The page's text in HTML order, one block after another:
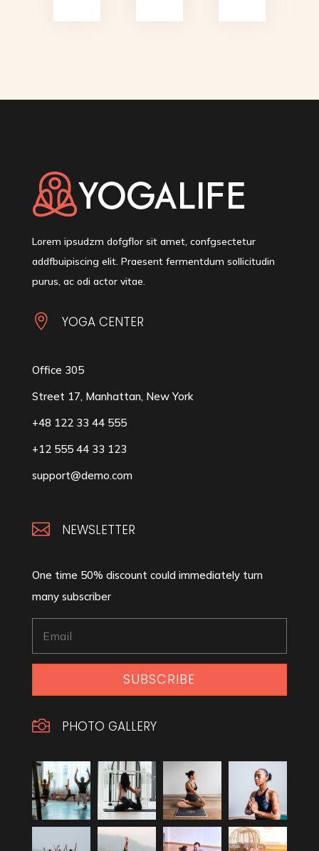
Lorem ipsudzm dofgflor sit amet, confgsectetur
addfbuipiscing elit. Praesent fermentdum sollicitudin
purus, ac odi actor vitae.
 YOGA CENTER
Office 305
Street 17, Manhattan, New York
+48 122 33 44 555
+12 555 44 33 123
support@demo.com
 NEWSLETTER
One time 50% discount could immediately turn
many subscriber
SUBSCRIBE
 PHOTO GALLERY